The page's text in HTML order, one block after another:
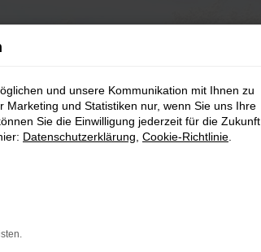
und unsere Kommunikation mit Ihnen zu
und Statistiken nur, wenn Sie uns Ihre
Sie die Einwilligung jederzeit für die Zukunft
Datenschutzerklärung Cookie-Richtlinie